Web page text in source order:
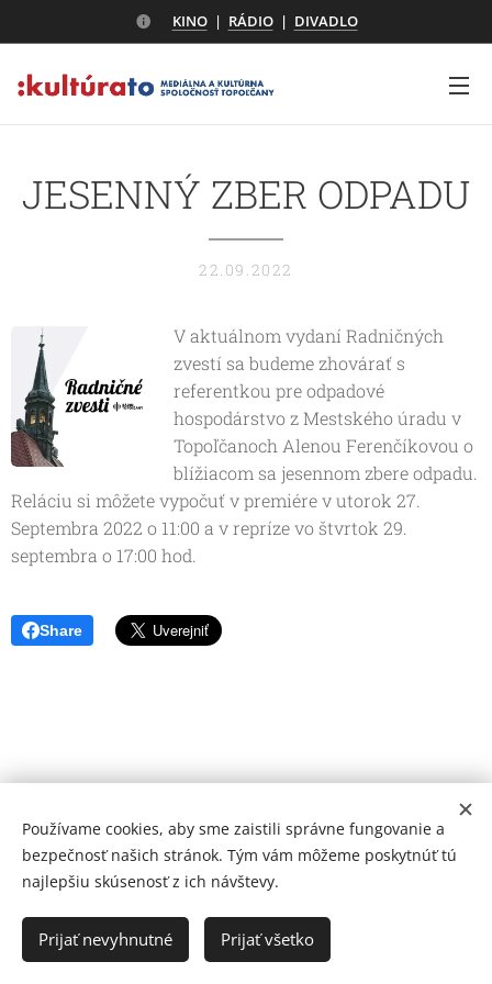
KINO| RÁDIO| DIVADLO
JESENNÝ ZBER ODPADU
22.09.2022
V aktuálnom vydaní Radničných
zvestí sa budeme zhovárať s
referentkou pre odpadové
hospodárstvo z Mestského úradu v
Topoľčanoch Alenou Ferenčíkovou o
blížiacom sa jesennom zbere odpadu.
Reláciu si môžete vypočuť v premiére v utorok 27.
Septembra 2022 o 11:00 a v repríze vo štvrtok 29.
septembra o 17:00 hod.
Share
© 2026 Mediálna a kultúrna spoločnosť Topoľčany, s.r.o.
Ochrana osobných údajov
www.kulturato.sk
Cookies
Používame cookies, aby sme zaistili správne fungovanie a
bezpečnosť našich stránok. Tým vám môžeme poskytnúť tú
najlepšiu skúsenosť z ich návštevy.
Prijať nevyhnutné Prijať všetko